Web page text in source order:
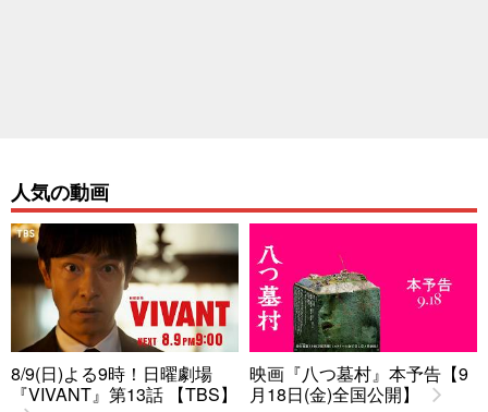
人気の動画
8/9(日)よる9時！日曜劇場
『VIVANT』第13話 【TBS】
映画『八つ墓村』本予告【9
月18日(金)全国公開】